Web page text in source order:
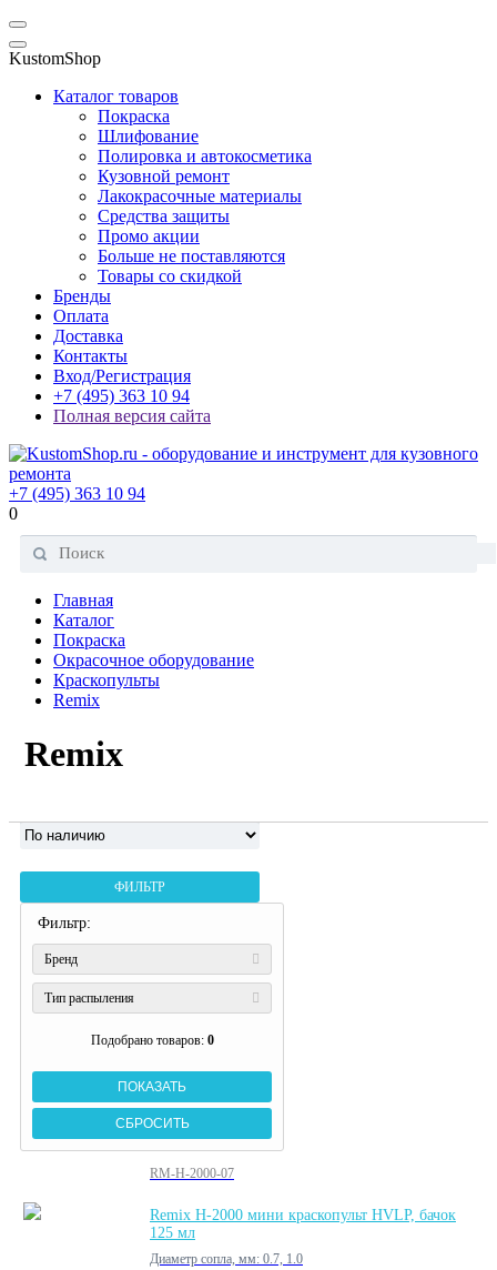
KustomShop
Каталог товаров
Покраска
Шлифование
Полировка и автокосметика
Кузовной ремонт
Лакокрасочные материалы
Средства защиты
Промо акции
Больше не поставляются
Товары со скидкой
Бренды
Оплата
Доставка
Контакты
Вход/Регистрация
+7 (495) 363 10 94
Полная версия сайта
+7 (495) 363 10 94
0
Главная
Каталог
Покраска
Окрасочное оборудование
Краскопульты
Remix
Remix
ФИЛЬТР
Фильтр:
Бренд
Тип распыления
Подобрано товаров: 0
RM-H-2000-07
Remix H-2000 мини краскопульт HVLP, бачок
125 мл
Диаметр сопла, мм: 0.7, 1.0